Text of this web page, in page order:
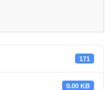
171
0.00 KB